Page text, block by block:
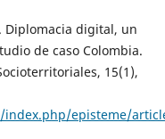
Diplomacia digital, un
de caso Colombia.
15(1),
episteme/